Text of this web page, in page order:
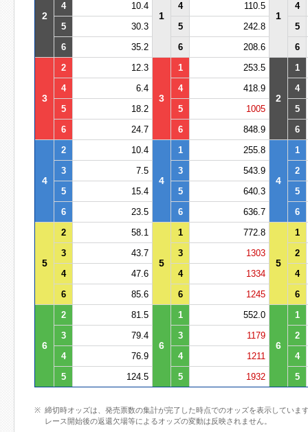
2 1 1
4
10.4 4 110.5
4
5
30.3 5 242.8
5
6
35.2 6 208.6 6
3
2 12.3
3
1 253.5
2
1
4
6.4 4 418.9
4
5
18.2 5 1005
5
6
24.7 6 848.9 6
4
2 10.4
4
1 255.8
4
1
3
7.5 3 543.9
2
5
15.4 5 640.3
5
6
23.5 6 636.7 6
5
2 58.1
5
1 772.8
5
1
3
43.7 3 1303
2
4
47.6 4 1334
4
6
85.6 6 1245 6
6
2 81.5
6
1 552.0
6
1
3
79.4 3 1179
2
4
76.9 4 1211
4
5
124.5 5 1932 5
締切時オッズは、発売票数の集計が完了した時点でのオッズを表示していま
レース開始後の返還欠場等によるオッズの変動は反映されません。